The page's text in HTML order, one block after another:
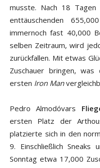
musste. Nach 18
enttäuschenden
immernoch fast 40,000
selben Zeitraum, wird
zurückfallen. Mit etwas
Zuschauer bringen,
ersten Iron Man
Pedro Almodóvars
ersten Platz der
platzierte sich in den
9. Einschließlich
Sonntag etwa 17,000